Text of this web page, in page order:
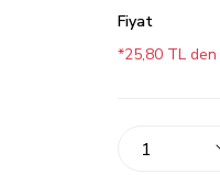
Fiyat
*25,80 TL